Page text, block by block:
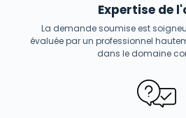
Expertise de
La demande soumise est
évaluée par un professionnel
dans le domaine